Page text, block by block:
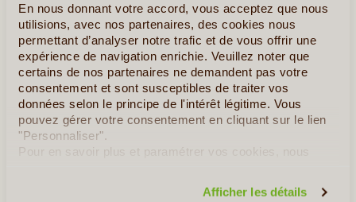
En nous donnant votre accord, vous acceptez que nous
utilisions, avec nos partenaires, des cookies nous
permettant d’analyser notre trafic et de vous offrir une
expérience de navigation enrichie. Veuillez noter que
certains de nos partenaires ne demandent pas votre
consentement et sont susceptibles de traiter vos
données selon le principe de l'intérêt légitime. Vous
pouvez gérer votre consentement en cliquant sur le lien
"Personnaliser".
Pour en savoir plus et paramétrer vos cookies, nous
Afficher les détails
10J/9N
L'Andalousie offre des contrastes magnifiques et les merveilles,
autant naturelles que culturelles que vous y découvrirez, vous
enchanterez. La culture nord-africaine, toujours présente sur ce
territoire autrefois appelé Al-Andalu, a laissé une (...)
≻